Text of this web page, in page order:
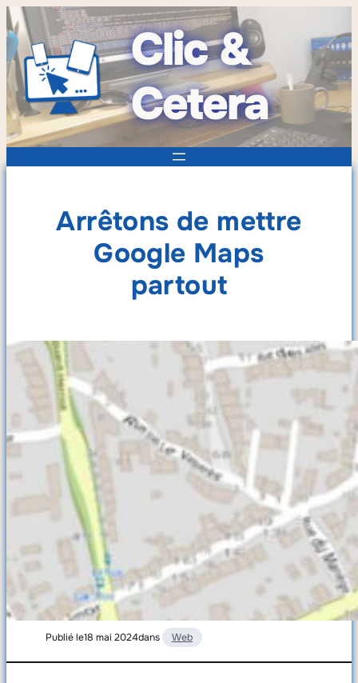
Clic &
Cetera
Arrêtons de mettre
Google Maps
partout
Publié le18 mai 2024dans Web